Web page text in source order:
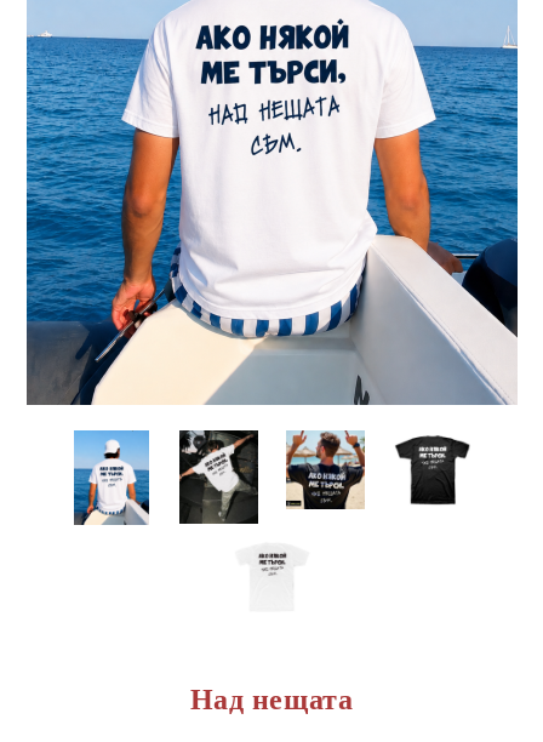
Над нещата